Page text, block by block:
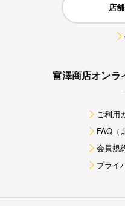
店
富澤商店オンラ
ご利用
FAQ（
会員規
プライ